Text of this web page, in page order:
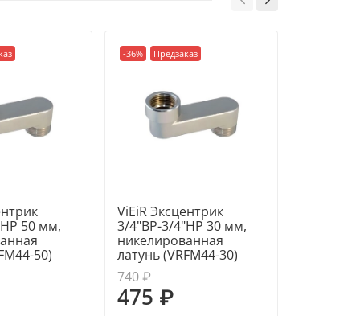
50 мм,
50)
-36% Предзаказ
ViEiR Эксцентрик
3/4"ВР-3/4"НР 30 мм,
никелированная
латунь (VRFM44-30)
740 ₽
475 ₽